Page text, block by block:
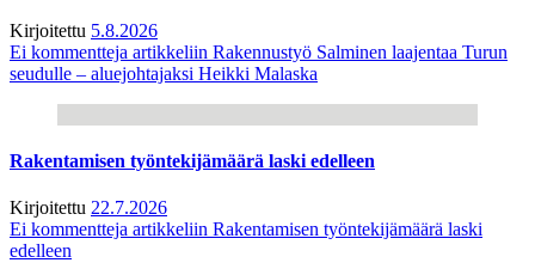
Kirjoitettu 5.8.2026
Ei kommentteja artikkeliin Rakennustyö Salminen laajentaa Turun
seudulle – aluejohtajaksi Heikki Malaska
Rakentamisen työntekijämäärä laski edelleen
Kirjoitettu 22.7.2026
Ei kommentteja artikkeliin Rakentamisen työntekijämäärä laski
edelleen